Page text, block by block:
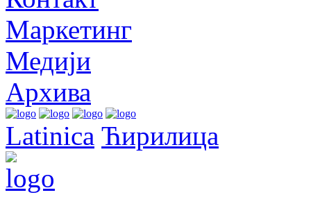
Маркетинг
Медији
Архива
Latinica Ћирилица